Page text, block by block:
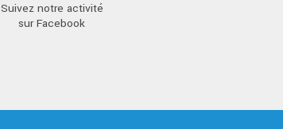
Suivez notre activité
sur Facebook